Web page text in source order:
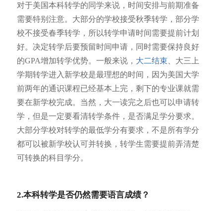
对于美国本科转学的同学来说，时间安排与前期准备
需要特别注意。大部分的学校接受秋季转学，部分学
校不接受春季转学，所以转学申请时间需要提前计划
好。决定转学后要预留时间申请，同时需要保持良好
的GPA增加转学优势。一般来说， 大二结束 、大三上
学期转学进入新学校是最理想的时间，因为美国大学
前两年的通识课程已经基本上完，剩下的专业课就需
要在新学校完成。当然，大一读完之后也可以申请转
学，但是一定要看清转学条件，是否满足学分要求。
大部分学校对转学的最低学分有要求，不是所有学分
都可以被新学校认可并转换，转学生需要提前弄清楚
可转换的科目学分。
2.本科转学是否仍然需要语言成绩？